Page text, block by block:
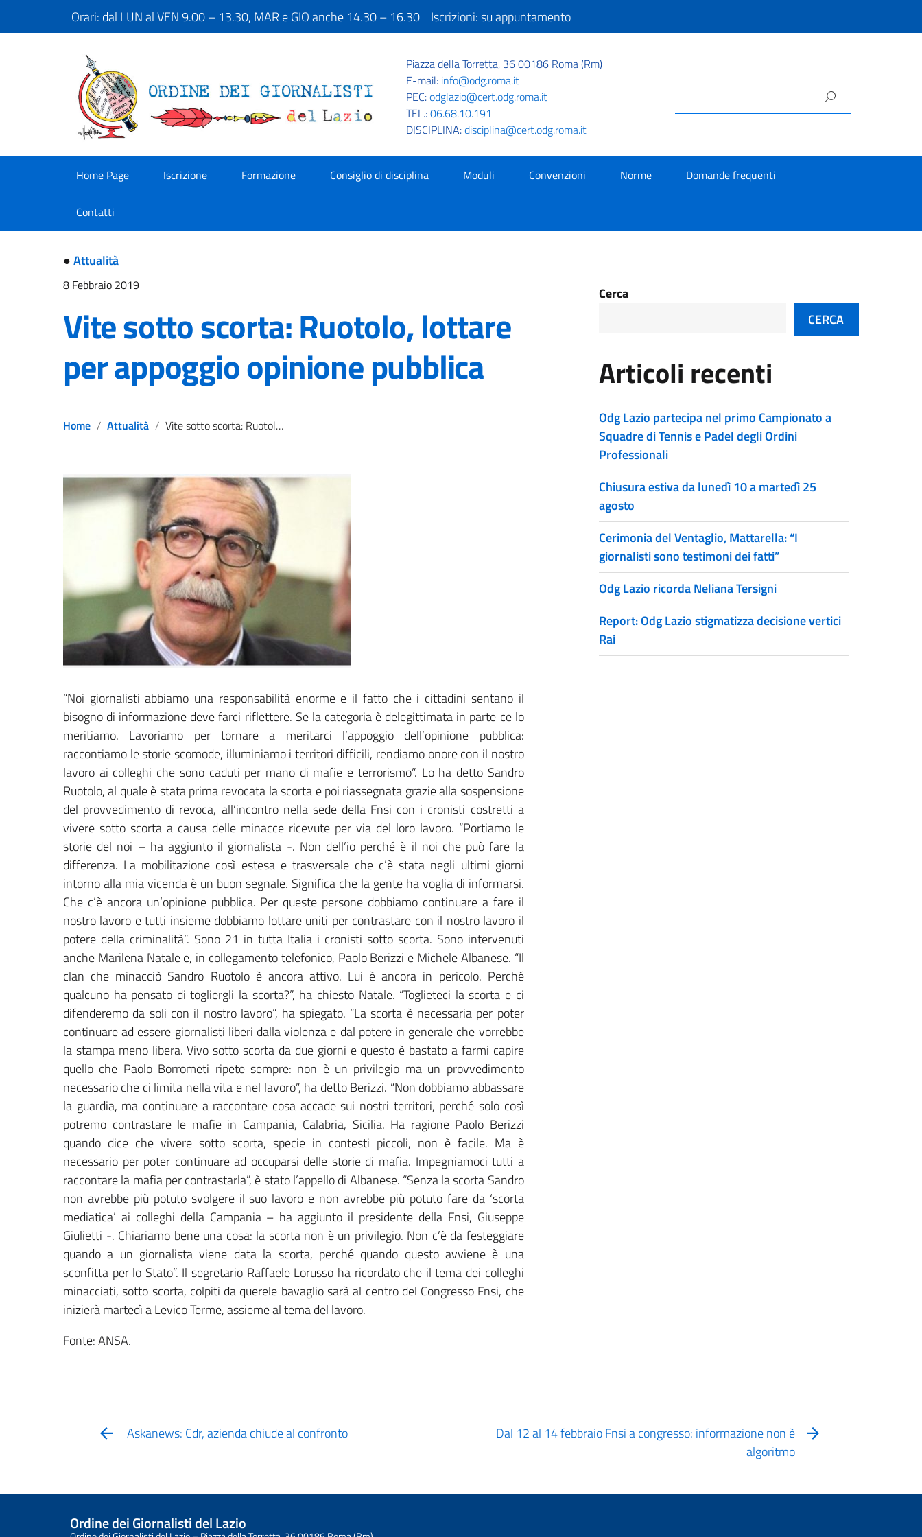
Orari: dal LUN al VEN 9.00 – 13.30, MAR e GIO anche 14.30 – 16.30 Iscrizioni: su appuntamento
Piazza della Torretta, 36 00186 Roma (Rm)
E-mail: info@odg.roma.it
PEC:odglazio@cert.odg.roma.it
TEL.:06.68.10.191
DISCIPLINA:disciplina@cert.odg.roma.it
Home Page Iscrizione Formazione Consiglio di disciplina Moduli Convenzioni Norme Domande frequenti
Contatti
●Attualità
8 Febbraio 2019
Vite sotto scorta: Ruotolo, lottare
per appoggio opinione pubblica
Home Attualità Vite sotto scorta: Ruotolo, lottare per appoggio opinione pubblica
“Noi giornalisti abbiamo una responsabilità enorme e il fatto che i cittadini sentano il
bisogno di informazione deve farci riflettere. Se la categoria è delegittimata in parte ce lo
meritiamo. Lavoriamo per tornare a meritarci l’appoggio dell’opinione pubblica:
raccontiamo le storie scomode, illuminiamo i territori difficili, rendiamo onore con il nostro
lavoro ai colleghi che sono caduti per mano di mafie e terrorismo”. Lo ha detto Sandro
Ruotolo, al quale è stata prima revocata la scorta e poi riassegnata grazie alla sospensione
del provvedimento di revoca, all’incontro nella sede della Fnsi con i cronisti costretti a
vivere sotto scorta a causa delle minacce ricevute per via del loro lavoro. “Portiamo le
storie del noi – ha aggiunto il giornalista -. Non dell’io perché è il noi che può fare la
differenza. La mobilitazione così estesa e trasversale che c’è stata negli ultimi giorni
intorno alla mia vicenda è un buon segnale. Significa che la gente ha voglia di informarsi.
Che c’è ancora un’opinione pubblica. Per queste persone dobbiamo continuare a fare il
nostro lavoro e tutti insieme dobbiamo lottare uniti per contrastare con il nostro lavoro il
potere della criminalità”. Sono 21 in tutta Italia i cronisti sotto scorta. Sono intervenuti
anche Marilena Natale e, in collegamento telefonico, Paolo Berizzi e Michele Albanese. “Il
clan che minacciò Sandro Ruotolo è ancora attivo. Lui è ancora in pericolo. Perché
qualcuno ha pensato di togliergli la scorta?”, ha chiesto Natale. “Toglieteci la scorta e ci
difenderemo da soli con il nostro lavoro”, ha spiegato. “La scorta è necessaria per poter
continuare ad essere giornalisti liberi dalla violenza e dal potere in generale che vorrebbe
la stampa meno libera. Vivo sotto scorta da due giorni e questo è bastato a farmi capire
quello che Paolo Borrometi ripete sempre: non è un privilegio ma un provvedimento
necessario che ci limita nella vita e nel lavoro”, ha detto Berizzi. “Non dobbiamo abbassare
la guardia, ma continuare a raccontare cosa accade sui nostri territori, perché solo così
potremo contrastare le mafie in Campania, Calabria, Sicilia. Ha ragione Paolo Berizzi
quando dice che vivere sotto scorta, specie in contesti piccoli, non è facile. Ma è
necessario per poter continuare ad occuparsi delle storie di mafia. Impegniamoci tutti a
raccontare la mafia per contrastarla”, è stato l’appello di Albanese. “Senza la scorta Sandro
non avrebbe più potuto svolgere il suo lavoro e non avrebbe più potuto fare da ‘scorta
mediatica’ ai colleghi della Campania – ha aggiunto il presidente della Fnsi, Giuseppe
Giulietti -. Chiariamo bene una cosa: la scorta non è un privilegio. Non c’è da festeggiare
quando a un giornalista viene data la scorta, perché quando questo avviene è una
sconfitta per lo Stato”. Il segretario Raffaele Lorusso ha ricordato che il tema dei colleghi
minacciati, sotto scorta, colpiti da querele bavaglio sarà al centro del Congresso Fnsi, che
inizierà martedì a Levico Terme, assieme al tema del lavoro.
Fonte: ANSA.
Cerca
CERCA
Articoli recenti
Odg Lazio partecipa nel primo Campionato a
Squadre di Tennis e Padel degli Ordini
Professionali
Chiusura estiva da lunedì 10 a martedì 25
agosto
Cerimonia del Ventaglio, Mattarella: “I
giornalisti sono testimoni dei fatti”
Odg Lazio ricorda Neliana Tersigni
Report: Odg Lazio stigmatizza decisione vertici
Rai
Askanews: Cdr, azienda chiude al confronto
Dal 12 al 14 febbraio Fnsi a congresso: informazione non è
algoritmo
Ordine dei Giornalisti del Lazio